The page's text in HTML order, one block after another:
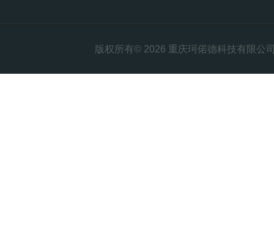
版权所有© 2026 重庆珂偌德科技有限